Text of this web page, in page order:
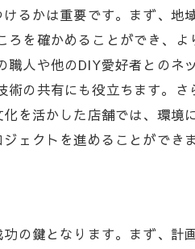
ニークなDIYアイテム
ナチュラルガーデン作り
手作り家具の提案
活用したエコフレンドリーな
浜松ならではのエコDIYに挑
したDIYプロジェクトのデザ
るアウトドアDIYアイデア
たサステナブルな家づくり
るかは重要です。まず、地
を確かめることができ、よ
人や他のDIY愛好者とのネ
の共有にも役立ちます。
を活かした店舗では、環境
ェクトを進めることができま
の鍵となります。まず、計